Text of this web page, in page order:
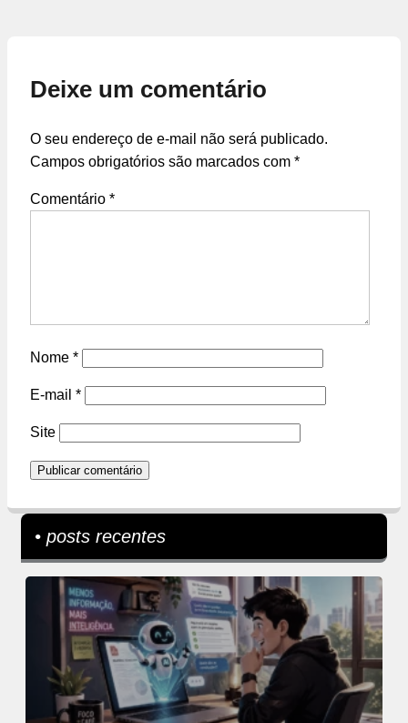
Deixe um comentário
O seu endereço de e-mail não será publicado.
Campos obrigatórios são marcados com *
Comentário *
Nome *
E-mail *
Site
• posts recentes